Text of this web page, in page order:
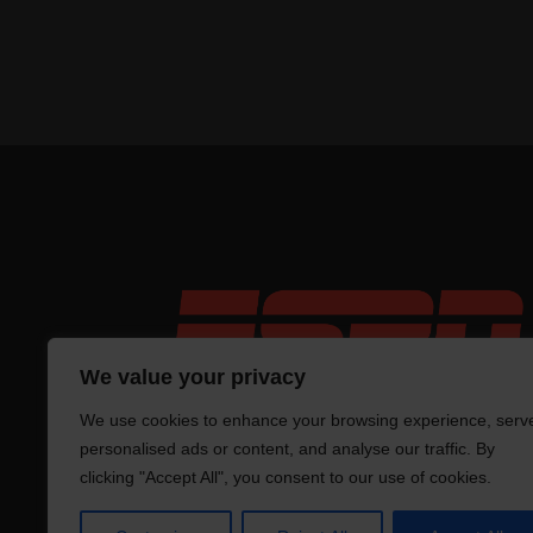
We value your privacy
We use cookies to enhance your browsing experience,
personalised ads or content, and analyse our traffic. By
clicking "Accept All", you consent to our use of cookies.